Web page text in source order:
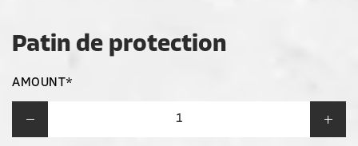
Patin de protection
AMOUNT*